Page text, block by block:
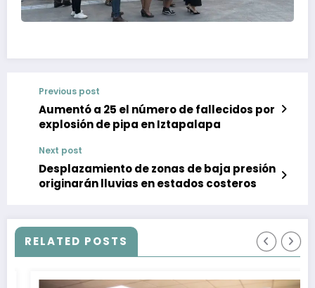
Previous post
Aumentó a 25 el número de fallecidos por
explosión de pipa en Iztapalapa
Next post
Desplazamiento de zonas de baja presión
originarán lluvias en estados costeros
RELATED POSTS